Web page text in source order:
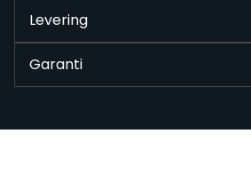
Levering
Garanti